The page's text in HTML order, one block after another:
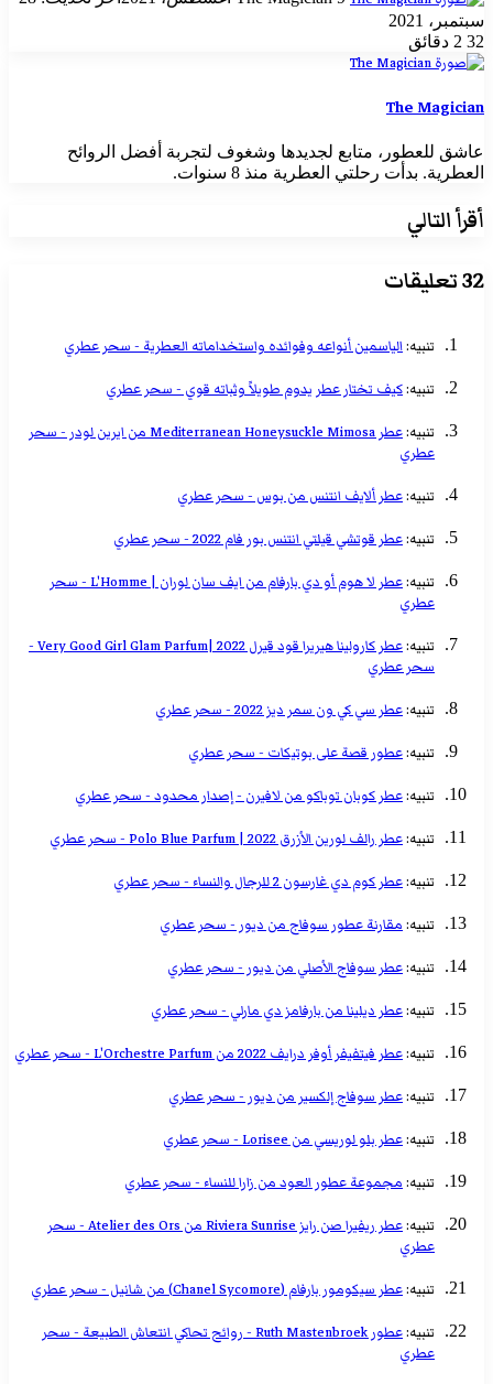
سبتمبر، 2021
32
The Magician
عاشق للعطور، متابع لجديدها وشغوف لتجربة أفضل الروائح
العطرية. بدأت رحلتي العطرية منذ 8 سنوات.
أقرأ التالي
‫32 تعليقات
تنبيه:الياسمين أنواعه وفوائده واستخداماته العطرية - سحر عطري
تنبيه:كيف تختار عطر يدوم طويلاً وثباته قوي - سحر عطري
تنبيه:
عطر Mediterranean Honeysuckle Mimosa من ايرين لودر - سحر
عطري
تنبيه:عطر ألايف انتنس من بوس - سحر عطري
تنبيه:عطر قوتشي قيلتي انتنس بور فام 2022 - سحر عطري
تنبيه:
عطر لا هوم أو دي بارفام من ايف سان لوران | L'Homme - سحر
عطري
تنبيه:
عطر كارولينا هيريرا قود قيرل 2022 |Very Good Girl Glam Parfum -
سحر عطري
تنبيه:عطر سي كي ون سمر ديز 2022 - سحر عطري
تنبيه:عطور قصة على بوتيكات - سحر عطري
تنبيه:عطر كوبان توباكو من لافيرن - إصدار محدود - سحر عطري
تنبيه:عطر رالف لورين الأزرق 2022 | Polo Blue Parfum - سحر عطري
تنبيه:عطر كوم دي غارسون 2 للرجال والنساء - سحر عطري
تنبيه: مقارنة عطور سوفاج من ديور - سحر عطري
تنبيه:عطر سوفاج الأصلي من ديور - سحر عطري
تنبيه:عطر ديلينا من بارفامز دي مارلي - سحر عطري
تنبيه:عطر فيتفيفر أوفر درايف 2022 من L'Orchestre Parfum - سحر عطري
تنبيه:عطر سوفاج إلكسير من ديور - سحر عطري
تنبيه:عطر بلو لوريسي من Lorisee - سحر عطري
تنبيه: مجموعة عطور العود من زارا للنساء - سحر عطري
تنبيه:
عطر ريفيرا صن رايز Riviera Sunrise من Atelier des Ors - سحر
عطري
تنبيه:عطر سيكومور بارفام (Chanel Sycomore) من شانيل - سحر عطري
تنبيه:
عطور Ruth Mastenbroek - روائح تحاكي انتعاش الطبيعة - سحر
عطري